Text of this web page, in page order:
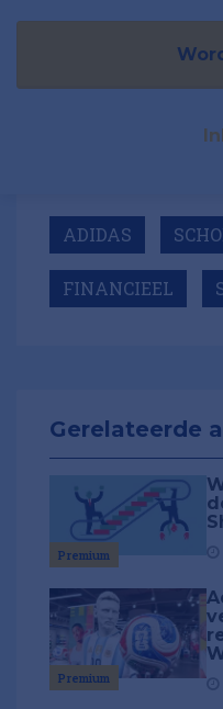
ADIDAS
FINANCIEEL
Gerelateerde
Premium
Premium